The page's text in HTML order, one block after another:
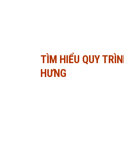
TÌM HIỂU QUY
HƯNG